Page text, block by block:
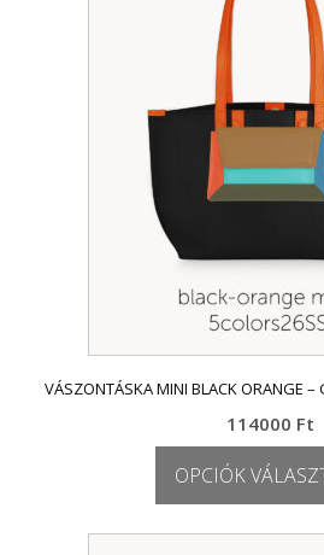
ki
VÁSZONTÁSKA MINI BLACK ORANGE –
114000 Ft
OPCIÓK
a